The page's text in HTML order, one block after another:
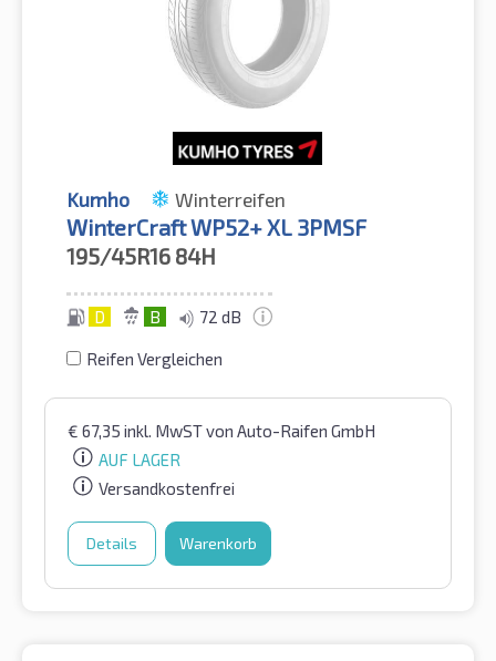
Kumho Winterreifen
WinterCraft WP52+ XL 3PMSF
195/45R16 84H
D B 72 dB
Reifen Vergleichen
€ 67,35 inkl. MwSTvon Auto-Raifen GmbH
AUF LAGER
Versandkostenfrei
Details Warenkorb